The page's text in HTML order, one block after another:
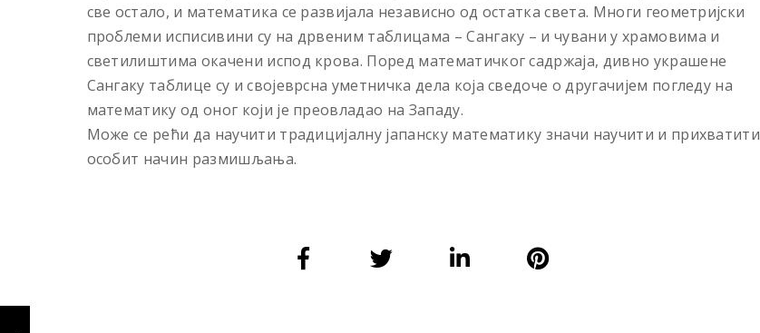
све остало, и математика се развијала независно од остатка света. Многи геометријски
проблеми исписивини су на дрвеним таблицама – Сангаку – и чувани у храмовима и
светилиштима окачени испод крова. Поред математичког садржаја, дивно украшене
Сангаку таблице су и својеврсна уметничка дела која сведоче о другачијем погледу на
математику од оног који је преовладао на Западу.
Може се рећи да научити традицијалну јапанску математику значи научити и прихватити
особит начин размишљања.